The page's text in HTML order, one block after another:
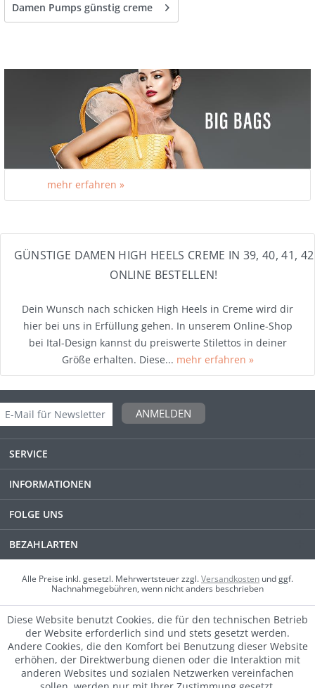
Damen Pumps günstig creme
mehr erfahren »
GÜNSTIGE DAMEN HIGH HEELS CREME IN 39, 40, 41, 42
ONLINE BESTELLEN!
Dein Wunsch nach schicken High Heels in Creme wird dir
hier bei uns in Erfüllung gehen. In unserem Online-Shop
bei Ital-Design kannst du preiswerte Stilettos in deiner
Größe erhalten. Diese... mehr erfahren »
ANMELDEN
SERVICE
INFORMATIONEN
FOLGE UNS
BEZAHLARTEN
Alle Preise inkl. gesetzl. Mehrwertsteuer zzgl.Versandkosten und ggf.
Nachnahmegebühren, wenn nicht anders beschrieben
Diese Website benutzt Cookies, die für den technischen Betrieb
der Website erforderlich sind und stets gesetzt werden.
Andere Cookies, die den Komfort bei Benutzung dieser Website
erhöhen, der Direktwerbung dienen oder die Interaktion mit
anderen Websites und sozialen Netzwerken vereinfachen